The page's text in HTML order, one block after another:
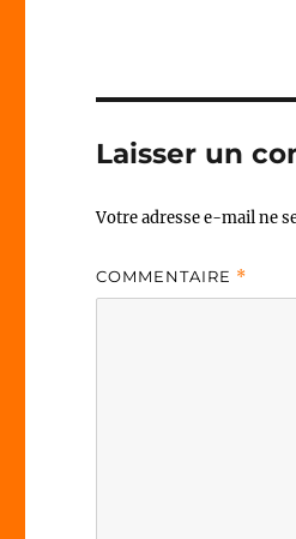
Laisser un
Votre adresse e-mail ne
COMMENTAIRE *